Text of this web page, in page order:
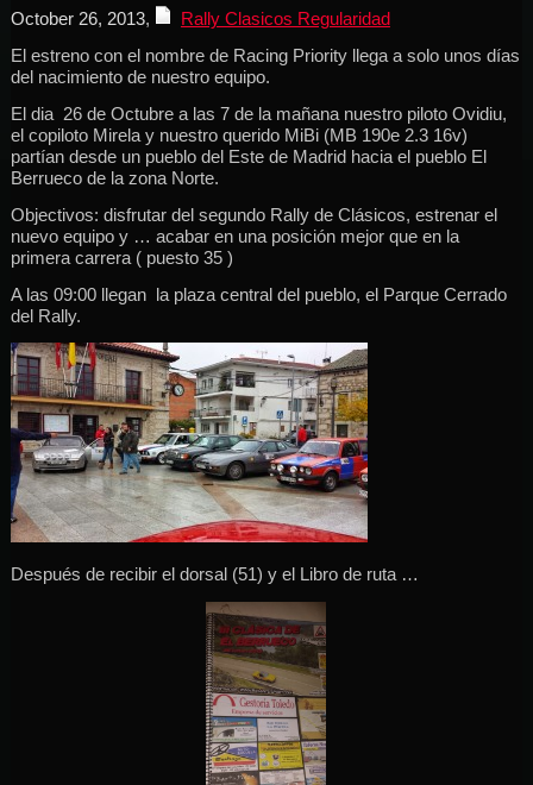
October 26, 2013,
Rally Clasicos Regularidad
El estreno con el nombre de Racing Priority llega a solo unos días
del nacimiento de nuestro equipo.
El dia 26 de Octubre a las 7 de la mañana nuestro piloto Ovidiu,
el copiloto Mirela y nuestro querido MiBi (MB 190e 2.3 16v)
partían desde un pueblo del Este de Madrid hacia el pueblo El
Berrueco de la zona Norte.
Objectivos: disfrutar del segundo Rally de Clásicos, estrenar el
nuevo equipo y … acabar en una posición mejor que en la
primera carrera ( puesto 35 )
A las 09:00 llegan la plaza central del pueblo, el Parque Cerrado
del Rally.
Después de recibir el dorsal (51) y el Libro de ruta …